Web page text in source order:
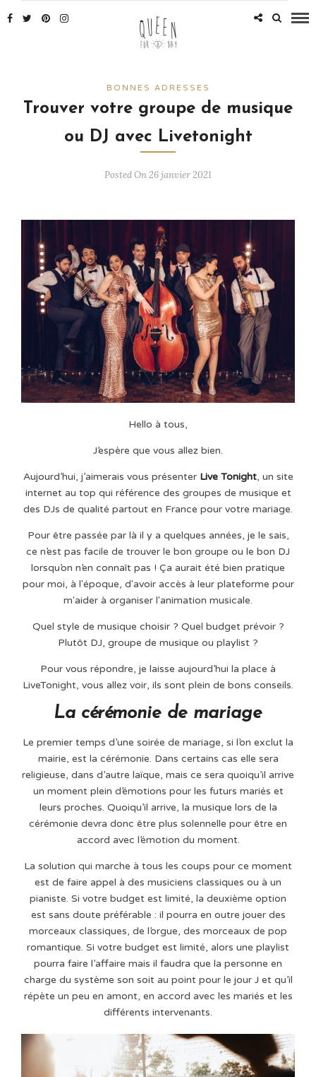
BONNES ADRESSES
Trouver votre groupe de musique
ou DJ avec Livetonight
Posted On 26 janvier 2021
Hello à tous,
J’espère que vous allez bien.
Aujourd’hui, j’aimerais vous présenter Live Tonight, un site
internet au top qui référence des groupes de musique et
des DJs de qualité partout en France pour votre mariage.
Pour être passée par là il y a quelques années, je le sais,
ce n’est pas facile de trouver le bon groupe ou le bon DJ
lorsqu’on n’en connaît pas ! Ça aurait été bien pratique
pour moi, à l'époque, d'avoir accès à leur plateforme pour
m'aider à organiser l'animation musicale.
Quel style de musique choisir ? Quel budget prévoir ?
Plutôt DJ, groupe de musique ou playlist ?
Pour vous répondre, je laisse aujourd’hui la place à
LiveTonight, vous allez voir, ils sont plein de bons conseils.
La cérémonie de mariage
Le premier temps d’une soirée de mariage, si l’on exclut la
mairie, est la cérémonie. Dans certains cas elle sera
religieuse, dans d’autre laïque, mais ce sera quoiqu’il arrive
un moment plein d’émotions pour les futurs mariés et
leurs proches. Quoiqu’il arrive, la musique lors de la
cérémonie devra donc être plus solennelle pour être en
accord avec l’émotion du moment.
La solution qui marche à tous les coups pour ce moment
est de faire appel à des musiciens classiques ou à un
pianiste. Si votre budget est limité, la deuxième option
est sans doute préférable : il pourra en outre jouer des
morceaux classiques, de l’orgue, des morceaux de pop
romantique. Si votre budget est limité, alors une playlist
pourra faire l’affaire mais il faudra que la personne en
charge du système son soit au point pour le jour J et qu’il
répète un peu en amont, en accord avec les mariés et les
différents intervenants.